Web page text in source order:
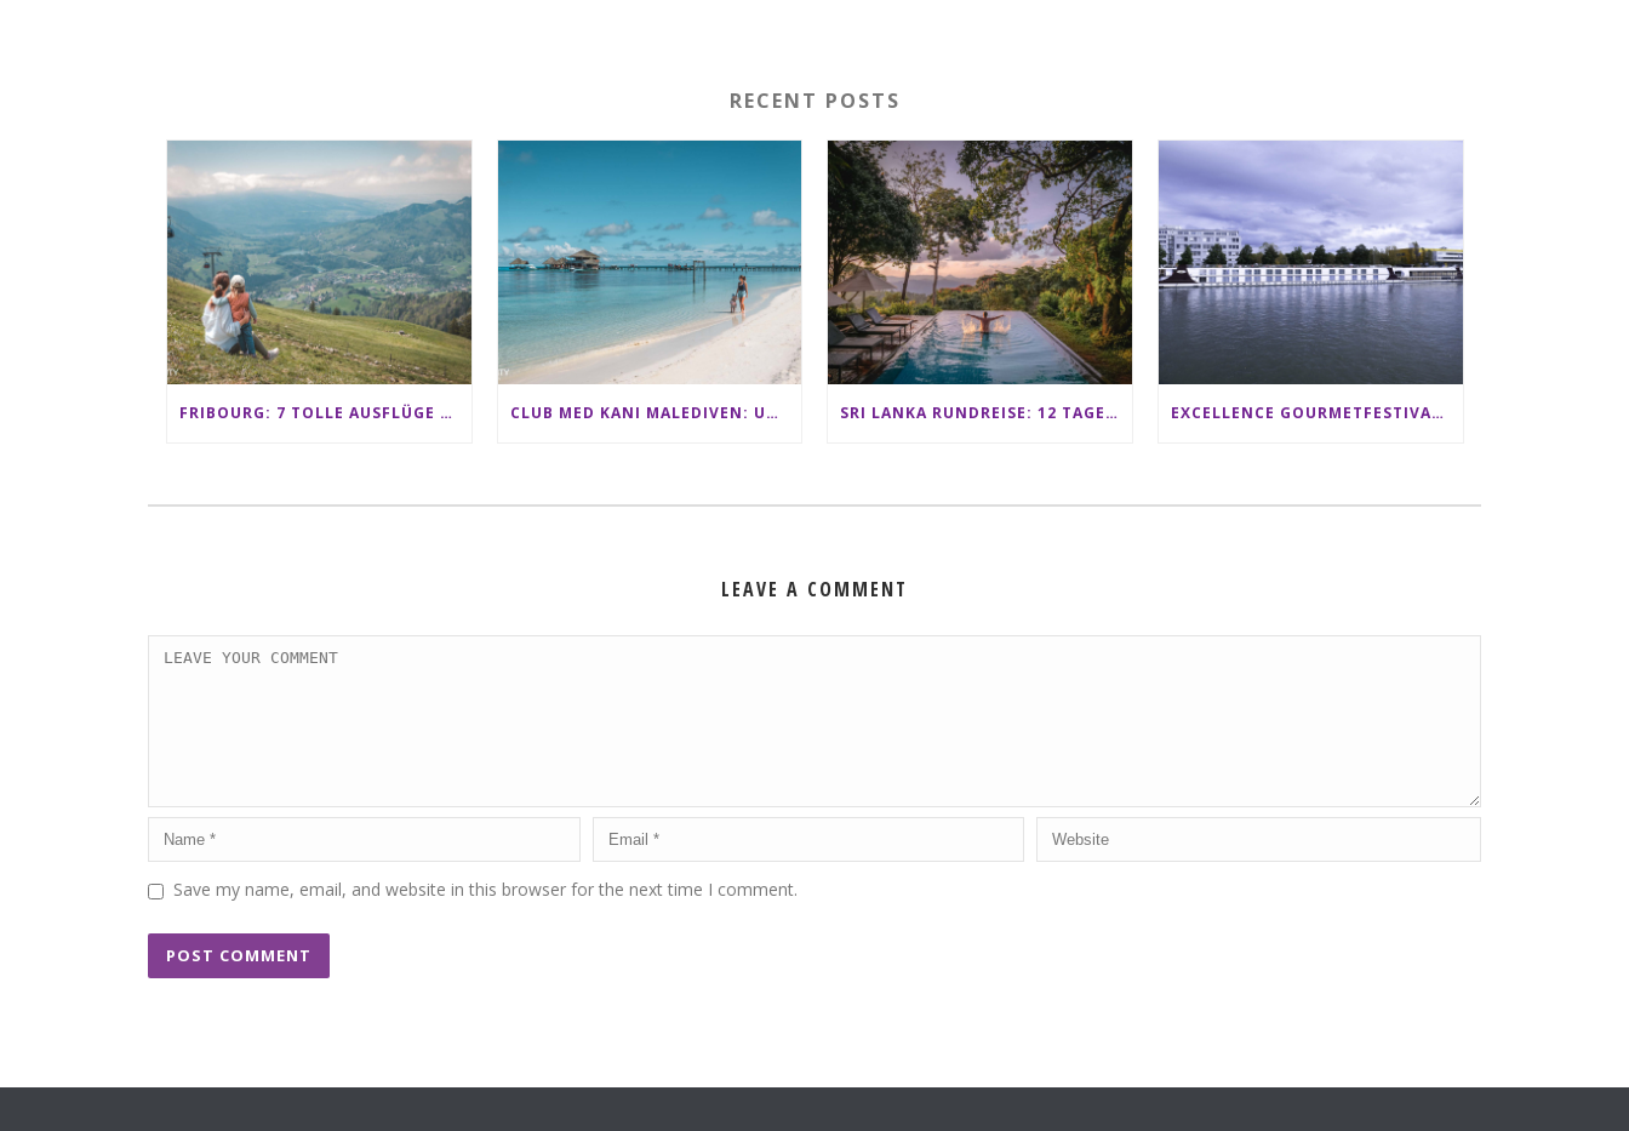
RECENT POSTS
FRIBOURG: 7 TOLLE AUSFLÜGE FÜR FAMILIEN VON CHARMEY BIS LES PACCOTS CLUB MED KANI MALEDIVEN: UNSERE ERFAHRUNGEN IM ALL-INCLUSIVE PARADIES SRI LANKA RUNDREISE: 12 TAGE ZWISCHEN ELEFANTEN, TEEPLANTAGEN & STRAND ALS FAMILIE EXCELLENCE GOURMETFESTIVAL ´25: ZWEI STERNEKÖCHE ANTONIO GUIDA & DARIO MORESCO VERWÖHNEN IHRE GÄSTE AUF EINER LUXERIÖSEN SCHIFFSREISE
LEAVE A COMMENT
Save my name, email, and website in this browser for the next time I comment.